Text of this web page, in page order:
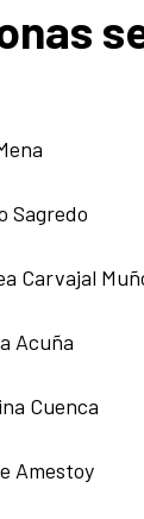
Sagredo
Carvajal
Acuña
Cuenca
Amestoy